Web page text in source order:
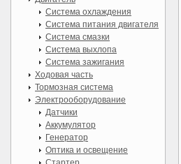
Система охлаждения
Система питания двигателя
Система смазки
Система выхлопа
Система зажигания
Ходовая часть
Тормозная система
Электрооборудование
Датчики
Аккумулятор
Генератор
Оптика и освещение